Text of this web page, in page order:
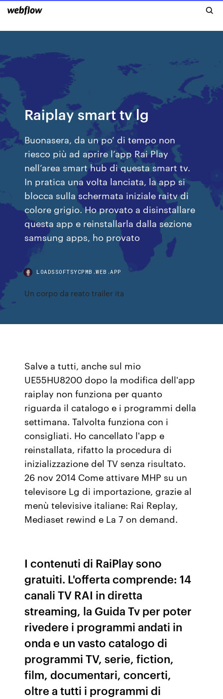
Raiplay smart tv lg
Buonasera, da un po’ di tempo non
riesco più ad aprire l’app Rai Play
nell’area smart hub di questa smart tv.
In pratica una volta lanciata, la app si
blocca sulla schermata iniziale raitv di
colore grigio. Ho provato a disinstallare
questa app e reinstallarla dalla sezione
samsung apps, ho provato
LOADSSOFTSYCPMB.WEB.APP
Un corpo da reato trailer ita
Salve a tutti, anche sul mio
UE55HU8200 dopo la modifica dell'app
raiplay non funziona per quanto
riguarda il catalogo e i programmi della
settimana. Talvolta funziona con i
consigliati. Ho cancellato l'app e
reinstallata, rifatto la procedura di
inizializzazione del TV senza risultato.
26 nov 2014 Come attivare MHP su un
televisore Lg di importazione, grazie al
menù televisive italiane: Rai Replay,
Mediaset rewind e La 7 on demand.
I contenuti di RaiPlay sono
gratuiti. L'offerta comprende: 14
canali TV RAI in diretta
streaming, la Guida Tv per poter
rivedere i programmi andati in
onda e un vasto catalogo di
programmi TV, serie, fiction,
film, documentari, concerti,
oltre a tutti i programmi di